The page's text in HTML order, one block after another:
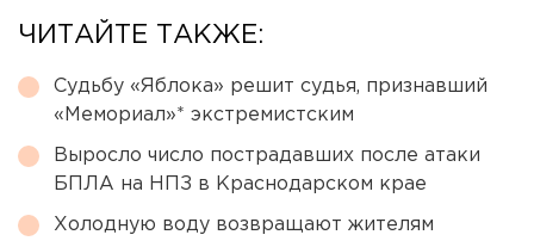
ЧИТАЙТЕ ТАКЖЕ:
Судьбу «Яблока» решит судья, признавший
«Мемориал»* экстремистским
Выросло число пострадавших после атаки
БПЛА на НПЗ в Краснодарском крае
Холодную воду возвращают жителям